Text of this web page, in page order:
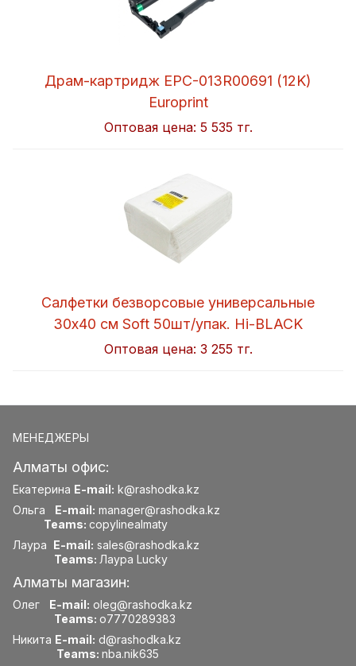
Драм-картридж EPC-013R00691 (12K)
Europrint
Оптовая цена: 5 535 тг.
Салфетки безворсовые универсальные
30x40 см Soft 50шт/упак. Hi-BLACK
Оптовая цена: 3 255 тг.
МЕНЕДЖЕРЫ
Алматы офис:
Екатерина E-mail: k@rashodka.kz
Ольга E-mail: manager@rashodka.kz
Teams: copylinealmaty
Лаура E-mail: sales@rashodka.kz
Teams: Лаура Lucky
Алматы магазин:
Олег E-mail: oleg@rashodka.kz
Teams: o7770289383
Никита E-mail: d@rashodka.kz
Teams: nba.nik635